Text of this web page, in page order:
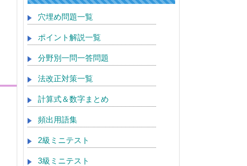
穴埋め問題一覧
ポイント解説一覧
分野別一問一答問題
法改正対策一覧
計算式＆数字まとめ
頻出用語集
2級ミニテスト
3級ミニテスト